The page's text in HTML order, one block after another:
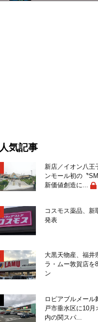
人気記事
新店／イオン八王
ンモール初の〝
新価値創造に...
コスモス薬品、新
発表
大黒天物産、福井
ラ・ムー敦賀店を
ン
ロピアブルメール
戸市垂水区に10
内の関スパ...